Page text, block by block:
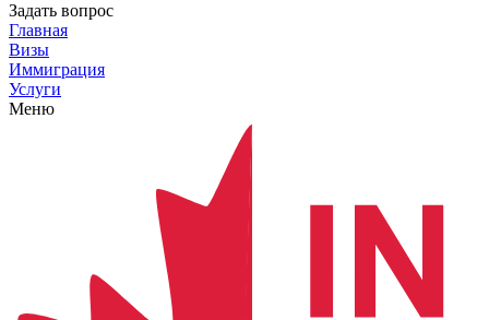
Задать вопрос
Главная
Визы
Иммиграция
Услуги
Меню